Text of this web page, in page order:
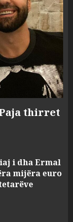
thirret
i dha Ermal
mijëra euro